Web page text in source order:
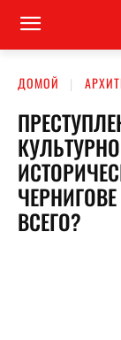
ДОМОЙ
ВСЕГО?